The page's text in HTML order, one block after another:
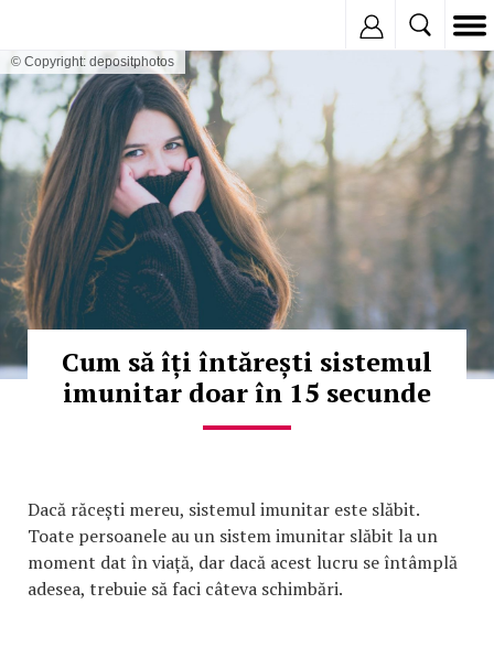
© Copyright: depositphotos
Cum să îți întărești sistemul
imunitar doar în 15 secunde
Dacă răcești mereu, sistemul imunitar este slăbit.
Toate persoanele au un sistem imunitar slăbit la un
moment dat în viață, dar dacă acest lucru se întâmplă
adesea, trebuie să faci câteva schimbări.